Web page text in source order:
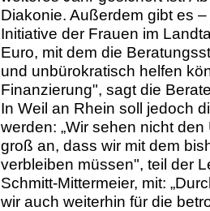
Diakonie. Außerdem gibt es
Initiative der Frauen im
Euro, mit dem die
und unbürokratisch helfen
Finanzierung", sagt die
In Weil an Rhein soll jedoch
werden: „Wir sehen nicht
groß an, dass wir mit dem
verbleiben müssen", teil der
Schmitt-Mittermeier, mit:
wir auch weiterhin für die